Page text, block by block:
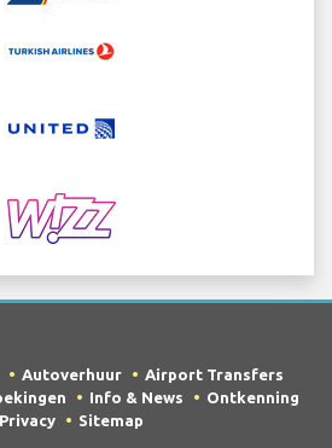
Autoverhuur
Airport Transfers
Info & News
Ontkenning
Privacy
Sitemap